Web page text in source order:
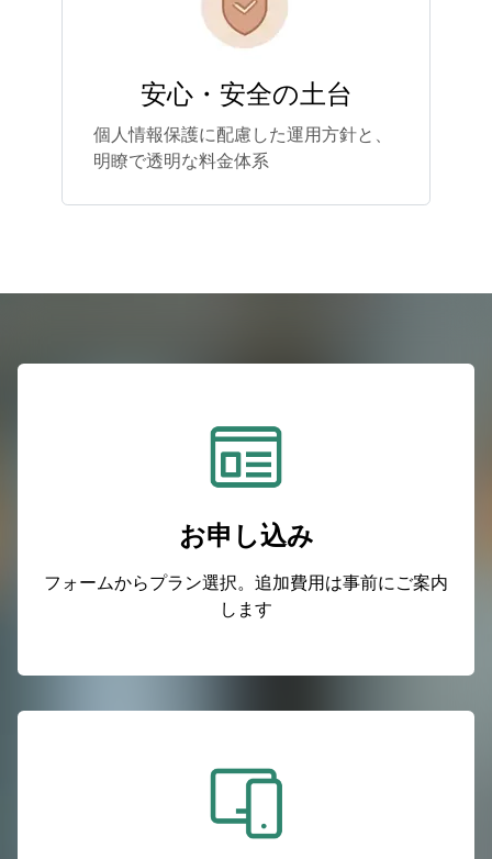
安心・安全の土台
個人情報保護に配慮した運用方針と、
明瞭で透明な料金体系
お申し込み
フォームからプラン選択。追加費用は事前にご案内
します